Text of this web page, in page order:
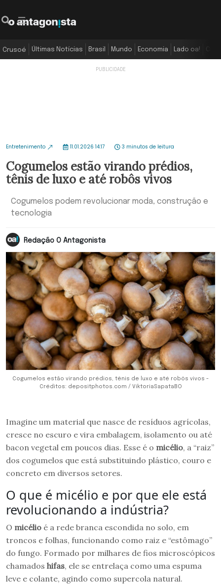
Crusoé Últimas Notícias Brasil Mundo Economia Lado oa!
Entretenimento 11.01.2026 14:17 3 minutos de leitura
Cogumelos estão virando prédios,
tênis de luxo e até robôs vivos
Cogumelos podem revolucionar moda, construção e
tecnologia
Redação O Antagonista
Cogumelos estão virando prédios, tênis de luxo e até robôs vivos -
Créditos: depositphotos.com / ViktoriaSapataBO
Imagine um material que nasce de resíduos agrícolas,
cresce no escuro e vira embalagem, isolamento ou até
bacon vegetal em poucos dias. Esse é o micélio, a “raiz”
dos cogumelos que está substituindo plástico, couro e
concreto em diversos setores.
O que é micélio e por que ele está
revolucionando a indústria?
O micélio é a rede branca escondida no solo, em
troncos e folhas, funcionando como raiz e “estômago”
do fungo. Formado por milhares de fios microscópicos
chamados hifas, ele se entrelaça como uma espuma
leve e colante, agindo como supercola natural.